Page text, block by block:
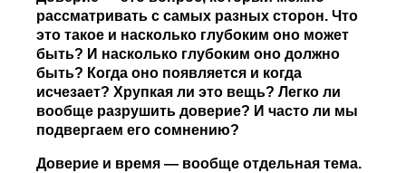
рассматривать с самых разных сторон. Что
это такое и насколько глубоким оно может
быть? И насколько глубоким оно должно
быть? Когда оно появляется и когда
исчезает? Хрупкая ли это вещь? Легко ли
вообще разрушить доверие? И часто ли мы
подвергаем его сомнению?
Доверие и время — вообще отдельная тема.